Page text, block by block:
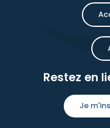
Restez en
Je